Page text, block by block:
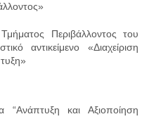
Περιβάλλοντος του
αντικείμενο «Διαχείριση
“Ανάπτυξη και Αξιοποίηση